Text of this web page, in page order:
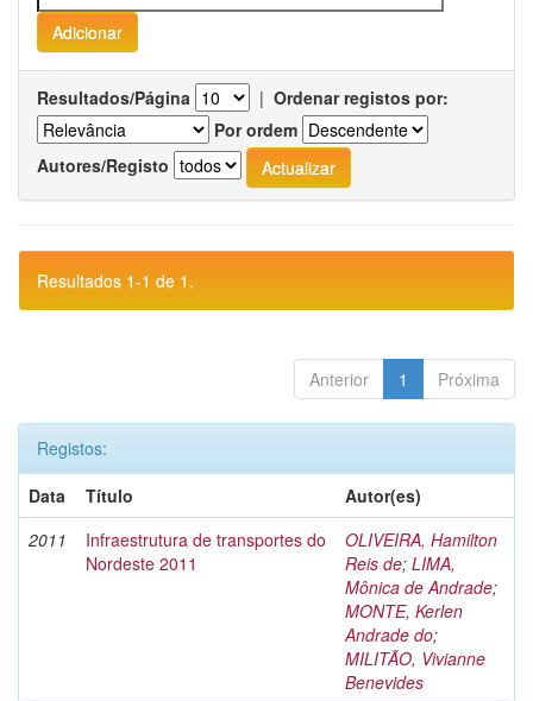
Resultados/Página | Ordenar registos por:
Por ordem
Autores/Registo
Resultados 1-1 de 1.
Anterior 1 Próxima
Registos:
Data
Título
Autor(es)
2011
Infraestrutura de transportes do
Nordeste 2011
OLIVEIRA, Hamilton
Reis de; LIMA,
Mônica de Andrade;
MONTE, Kerlen
Andrade do;
MILITÃO, Vivianne
Benevides